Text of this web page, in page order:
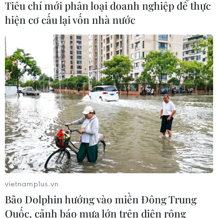
“Tổ quốc bình yên” tái hiện những
trận tuyến thầm lặng của lực lượng
An ninh
13/06/2026 16:06
Xem thêm
Tổng Biên tập: TRẦN TIẾN DUẨN
Phó Tổng Biên tập: NGUYỄN THỊ TÁM, KHÚC THANH
Tiêu chí mới phân loại doanh nghiệp để thực
hiện cơ cấu lại vốn nhà nước
vietnamplus.vn
Bão Dolphin hướng vào miền Đông Trung
Quốc, cảnh báo mưa lớn trên diện rộng